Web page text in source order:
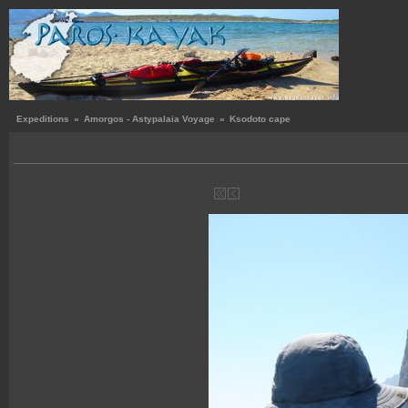
Expeditions » Amorgos - Astypalaia Voyage » Ksodoto cape